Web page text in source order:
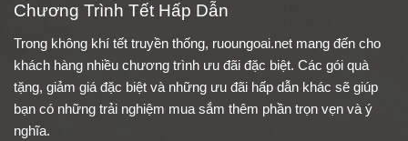
Chương Trình Tết Hấp Dẫn
Trong không khí tết truyền thống, ruoungoai.net mang đến cho
khách hàng nhiều chương trình ưu đãi đặc biệt. Các gói quà
tặng, giảm giá đặc biệt và những ưu đãi hấp dẫn khác sẽ giúp
bạn có những trải nghiệm mua sắm thêm phần trọn vẹn và ý
nghĩa.